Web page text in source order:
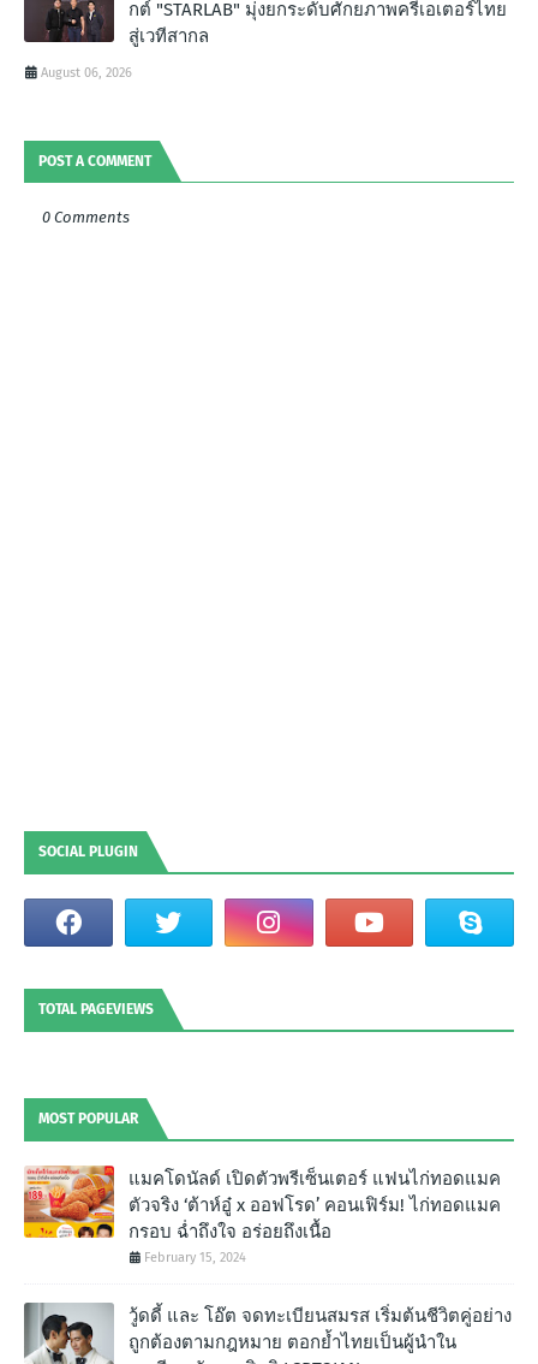
กต์ "STARLAB" มุ่งยกระดับศักยภาพครีเอเตอร์ไทย
สู่เวทีสากล
August 06, 2026
POST A COMMENT
0 Comments
SOCIAL PLUGIN
TOTAL PAGEVIEWS
MOST POPULAR
แมคโดนัลด์ เปิดตัวพรีเซ็นเตอร์ แฟนไก่ทอดแมค
ตัวจริง ‘ต้าห์อู๋ x ออฟโรด’ คอนเฟิร์ม! ไก่ทอดแมค
กรอบ ฉํ่าถึงใจ อร่อยถึงเนื้อ
February 15, 2024
วู้ดดี้ และ โอ๊ต จดทะเบียนสมรส เริ่มต้นชีวิตคู่อย่าง
ถูกต้องตามกฎหมาย ตอกย้ำไทยเป็นผู้นำใน